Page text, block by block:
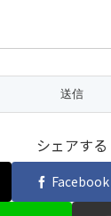
シェアする
Facebook